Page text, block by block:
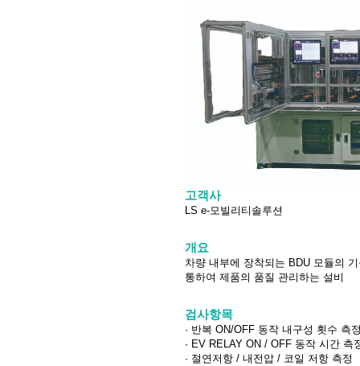
고객사
LS e-모빌리티솔루션
개요
차량 내부에 장착되는 BDU 모듈의
통하여 제품의 품질 관리하는 설비
검사항목
· 반복 ON/OFF 동작 내구성 횟수 측
· EV RELAY ON / OFF 동작 시간 측
· 절연저항 / 내전압 / 코일 저항 측정